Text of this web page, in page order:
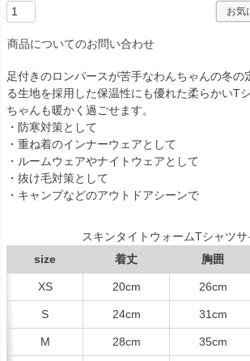
お気
商品についてのお問い合わせ
足付きのロンパースが苦手なわんちゃんの冬の
る生地を採用した保温性にも優れた柔らかいT
ちゃんも暖かく過ごせます。
・防寒対策として
・重ね着のインナーウェアとして
・ルームウェアやナイトウェアとして
・抜け毛対策として
・キャンプなどのアウトドアシーンで
スキンタイトウォームTシャツサ
size
着丈 胸囲
XS 20cm 26cm
S 24cm 31cm
M 28cm 35cm